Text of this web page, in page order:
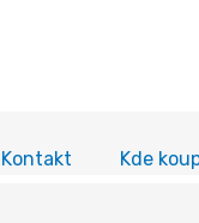
Kontakt Kde